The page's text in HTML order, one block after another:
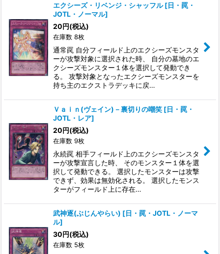
エクシーズ・リベンジ・シャッフル [日・罠・
JOTL・ノーマル]
20円(税込)
在庫数 8枚
通常罠 自分フィールド上のエクシーズモンスタ
ーが攻撃対象に選択された時、 自分の墓地のエ
クシーズモンスター１体を選択して発動でき
る。 攻撃対象となったエクシーズモンスターを
持ち主のエクストラデッキに戻…
Ｖａｉｎ(ヴェイン)－裏切りの嘲笑 [日・罠・
JOTL・レア]
20円(税込)
在庫数 9枚
永続罠 相手フィールド上のエクシーズモンスタ
ーが攻撃宣言した時、 そのモンスター１体を選
択して発動できる。 選択したモンスターは攻撃
できず、効果は無効化される。 選択したモンス
ターがフィールド上に存在…
武神逐(ぶじんやらい) [日・罠・JOTL・ノーマ
ル]
30円(税込)
在庫数 5枚